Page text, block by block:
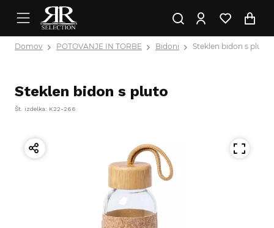
Domov POTOVANJE IN TORBE Bidoni Steklen bidon s pluto
Steklen bidon s pluto
Št. izdelka: K22-266